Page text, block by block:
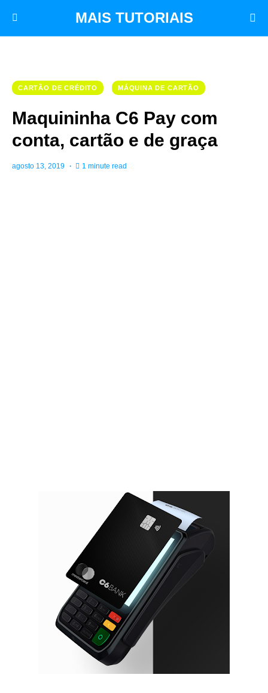
MAIS TUTORIAIS
CARTÃO DE CRÉDITO MÁQUINA DE CARTÃO
Maquininha C6 Pay com
conta, cartão e de graça
agosto 13, 2019 1 minute read